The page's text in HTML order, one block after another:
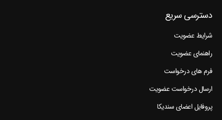
دسترسی سریع
شرایط عضویت
راهنمای عضویت
فرم های درخواست
ارسال درخواست عضویت
پروفایل اعضای سندیکا